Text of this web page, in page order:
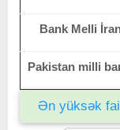
Bank Melli
Pakistan milli
Ən yüksək